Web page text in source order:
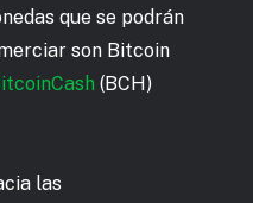
que se podrán
son Bitcoin
(BCH)
las